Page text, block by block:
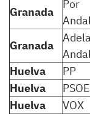
Granada
Por
Granada
Huelva
PP
Huelva
PSOE
Huelva
VOX